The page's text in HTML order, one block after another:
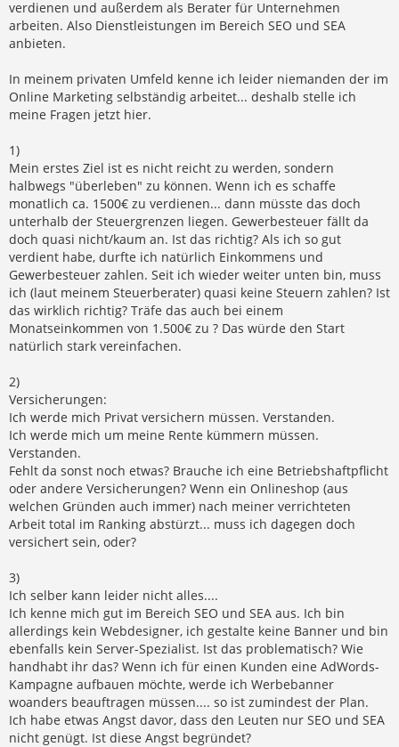
verdienen und außerdem als Berater für Unternehmen
arbeiten. Also Dienstleistungen im Bereich SEO und SEA
anbieten.
In meinem privaten Umfeld kenne ich leider niemanden der im
Online Marketing selbständig arbeitet... deshalb stelle ich
meine Fragen jetzt hier.
1)
Mein erstes Ziel ist es nicht reicht zu werden, sondern
halbwegs "überleben" zu können. Wenn ich es schaffe
monatlich ca. 1500€ zu verdienen... dann müsste das doch
unterhalb der Steuergrenzen liegen. Gewerbesteuer fällt da
doch quasi nicht/kaum an. Ist das richtig? Als ich so gut
verdient habe, durfte ich natürlich Einkommens und
Gewerbesteuer zahlen. Seit ich wieder weiter unten bin, muss
ich (laut meinem Steuerberater) quasi keine Steuern zahlen? Ist
das wirklich richtig? Träfe das auch bei einem
Monatseinkommen von 1.500€ zu ? Das würde den Start
natürlich stark vereinfachen.
2)
Versicherungen:
Ich werde mich Privat versichern müssen. Verstanden.
Ich werde mich um meine Rente kümmern müssen.
Verstanden.
Fehlt da sonst noch etwas? Brauche ich eine Betriebshaftpflicht
oder andere Versicherungen? Wenn ein Onlineshop (aus
welchen Gründen auch immer) nach meiner verrichteten
Arbeit total im Ranking abstürzt... muss ich dagegen doch
versichert sein, oder?
3)
Ich selber kann leider nicht alles....
Ich kenne mich gut im Bereich SEO und SEA aus. Ich bin
allerdings kein Webdesigner, ich gestalte keine Banner und bin
ebenfalls kein Server-Spezialist. Ist das problematisch? Wie
handhabt ihr das? Wenn ich für einen Kunden eine AdWords-
Kampagne aufbauen möchte, werde ich Werbebanner
woanders beauftragen müssen.... so ist zumindest der Plan.
Ich habe etwas Angst davor, dass den Leuten nur SEO und SEA
nicht genügt. Ist diese Angst begründet?